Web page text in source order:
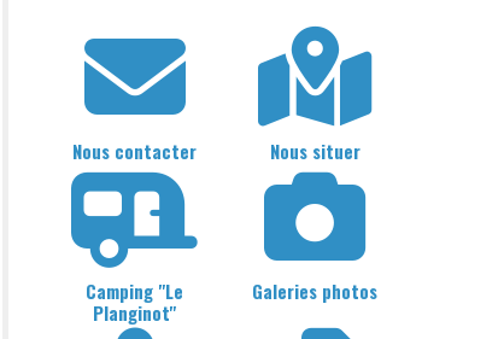
Nous contacter Nous situer
Camping "Le
Planginot"
Galeries photos